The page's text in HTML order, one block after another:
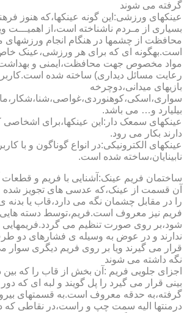
گرفته می شوند
عینکهای ورزشی:این گونه عینکها،که هنوز
بسیاری از مـردم ناشناخته است،از اهمیـــت
محافظت از چشمها در هنگام انجام ورزشهای
است.به­گونه ای که برای هر ورزشی،عینک
مواد مخصوص جهت محافظت،ایمنی و بهداشت
رعایت مسائل دیداری) ساخته شده است.کاربرد
بازیهای میدانی،دوچرخه
بیلیارد و… می باشد.
عینکهای سمعک دار:این عینکها،برای
دارند بکار می رود.
عینکهای الکترونیکی:در انواع گوناگون و با
نابینایان،ساخته شده است.
ساختمان فریم عینک:آشنایی با فریم و قطعات
آن قسمت از عینک،که عدسی های تجویز شده
را در مقابل چشمان نگه می دارد،قاب یا بدنه
فریم نیز معروف است.فریم،توسط دسته
شود،بر روی صورت تنظیم می
ندارند و در عوض به وسیله ی فشارهای دو
قرار می گیرند ویا بر روی فریم دیگری سوار
نگه داشته می شوند
اجزای جلویی فریم :آن بخش از قاب را که
بینی قرار می گیرد را پل گویند و لبه ای که دور
گرفته،به حدقه معروف است.به قسمتهای
درمنتها الیه سمت چپ و راست،در نقاطی که